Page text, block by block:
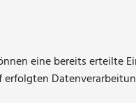
eine bereits erteilte